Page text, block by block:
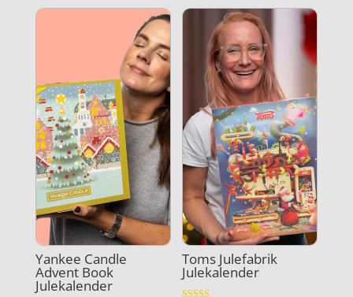
Yankee Candle
Advent Book
Julekalender
Toms Julefabrik
Julekalender